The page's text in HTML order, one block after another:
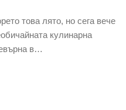
това лято, но сега вече
кулинарна
в…